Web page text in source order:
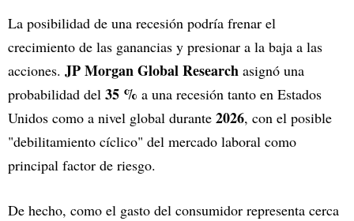
La posibilidad de una recesión podría frenar el
crecimiento de las ganancias y presionar a la baja a las
acciones. JP Morgan Global Research asignó una
probabilidad del 35 % a una recesión tanto en Estados
Unidos como a nivel global durante 2026, con el posible
"debilitamiento cíclico" del mercado laboral como
principal factor de riesgo.
De hecho, como el gasto del consumidor representa cerca